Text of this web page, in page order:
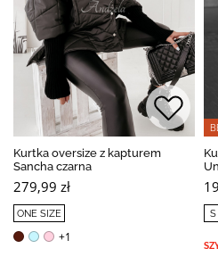
Kurtka oversize z kapturem
Sancha czarna
279,99 zł
ONE SIZE
+1
S